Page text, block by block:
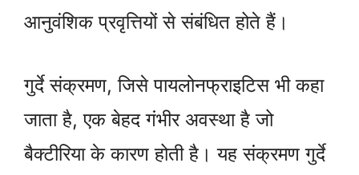
आनुवंशिक प्रवृत्तियों से संबंधित होते हैं।
गुर्दे संक्रमण, जिसे पायलोनफ्राइटिस भी कहा
जाता है, एक बेहद गंभीर अवस्था है जो
बैक्टीरिया के कारण होती है। यह संक्रमण गुर्दे